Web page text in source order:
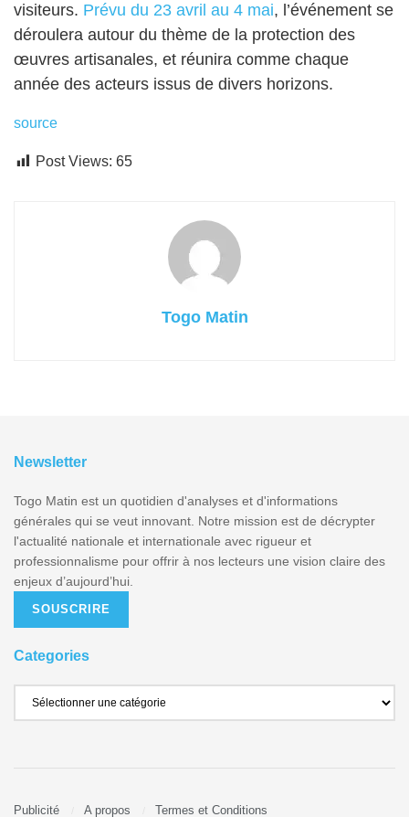
visiteurs. Prévu du 23 avril au 4 mai, l’événement se
déroulera autour du thème de la protection des
œuvres artisanales, et réunira comme chaque
année des acteurs issus de divers horizons.
source
Post Views: 65
Togo Matin
Newsletter
Togo Matin est un quotidien d'analyses et d'informations
générales qui se veut innovant. Notre mission est de décrypter
l'actualité nationale et internationale avec rigueur et
professionnalisme pour offrir à nos lecteurs une vision claire des
enjeux d’aujourd’hui.
SOUSCRIRE
Categories
Publicité A propos Termes et Conditions